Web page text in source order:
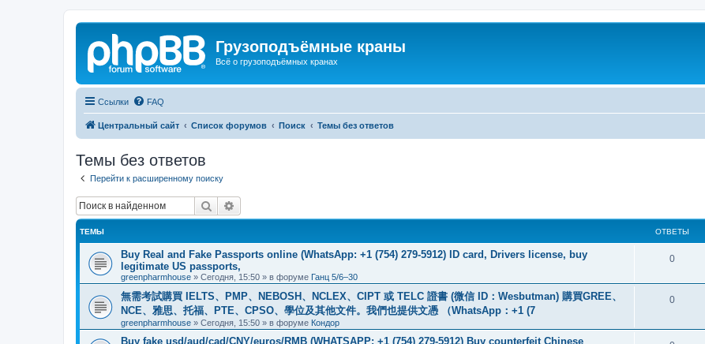
Грузоподъёмные краны
Всё о грузоподъёмных кранах
Ссылки FAQ
Центральный сайт Список форумов Поиск Темы без ответов
Темы без ответов
Перейти к расширенному поиску
Поиск
ТЕМЫ ОТВЕТЫ
Buy Real and Fake Passports online (WhatsApp: +1 (754) 279-5912) ID card, Drivers license, buy
legitimate US passports,
greenpharmhouse » Сегодня, 15:50 » в форуме Ганц 5/6–30
0
無需考試購買 IELTS、PMP、NEBOSH、NCLEX、CIPT 或 TELC 證書 (微信 ID：Wesbutman) 購買GREE、
NCE、雅思、托福、PTE、CPSO、學位及其他文件。我們也提供文憑 （WhatsApp：+1 (7
greenpharmhouse » Сегодня, 15:50 » в форуме Кондор
0
Buy fake usd/aud/cad/CNY/euros/RMB (WHATSAPP: +1 (754) 279-5912) Buy counterfeit Chinese